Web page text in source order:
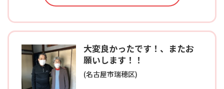
大変良かったです！、またお
願いします！！
(名古屋市瑞穂区)